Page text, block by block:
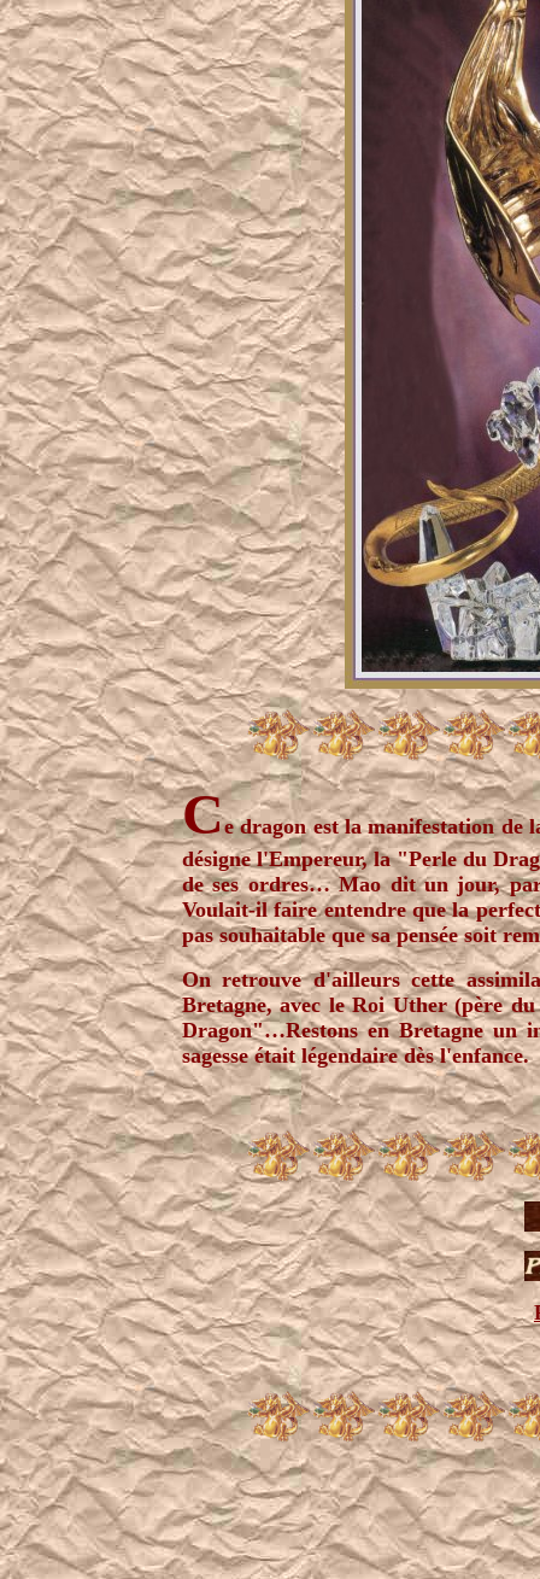
Ce dragon est la manifestation de
désigne l'Empereur, la "Perle du
de ses ordres… Mao dit un jour,
Voulait-il faire entendre que la
pas souhaitable que sa pensée soit
On retrouve d'ailleurs cette
Bretagne, avec le Roi Uther (père
Dragon"…Restons en Bretagne un
sagesse était légendaire dès l'enfance.